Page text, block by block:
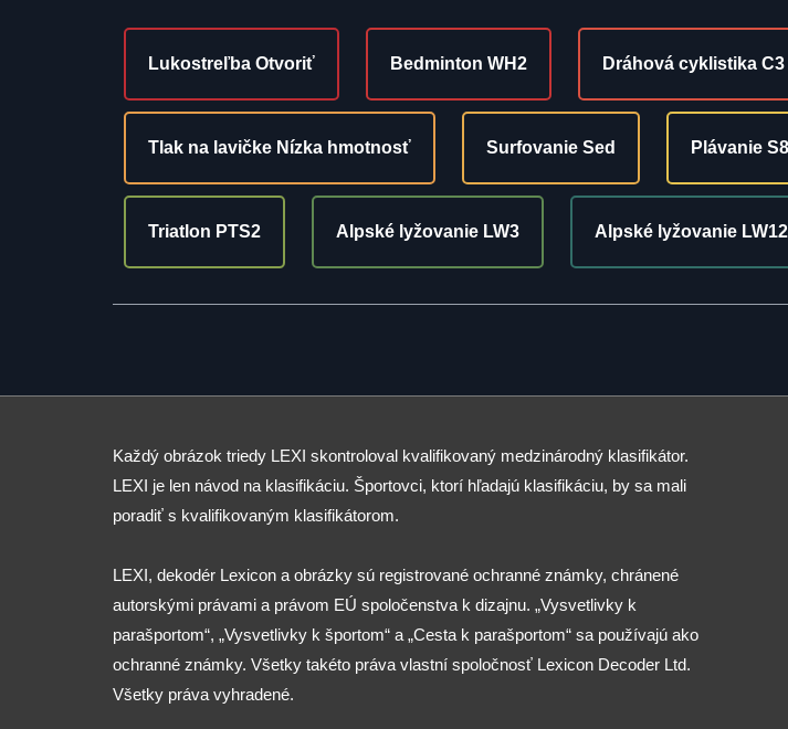
Lukostreľba Otvoriť Bedminton WH2 Dráhová cyklistika C3
Tlak na lavičke Nízka hmotnosť Surfovanie Sed Plávanie S8
Triatlon PTS2 Alpské lyžovanie LW3 Alpské lyžovanie
Každý obrázok triedy LEXI skontroloval kvalifikovaný medzinárodný klasifikátor.
LEXI je len návod na klasifikáciu. Športovci, ktorí hľadajú klasifikáciu, by sa mali
poradiť s kvalifikovaným klasifikátorom.
LEXI, dekodér Lexicon a obrázky sú registrované ochranné známky, chránené
autorskými právami a právom EÚ spoločenstva k dizajnu. „Vysvetlivky k
parašportom“, „Vysvetlivky k športom“ a „Cesta k parašportom“ sa používajú ako
ochranné známky. Všetky takéto práva vlastní spoločnosť Lexicon Decoder Ltd.
Všetky práva vyhradené.